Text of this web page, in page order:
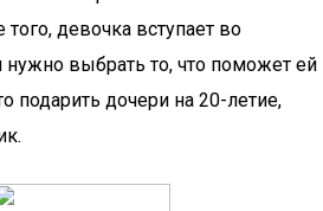
девочка вступает во
выбрать то, что поможет ей
подарить дочери на 20-летие,